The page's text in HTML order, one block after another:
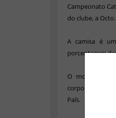
Campeonato
do clube, a Octo.
A camisa é
porcentagem
O modelo
corporação.
País.